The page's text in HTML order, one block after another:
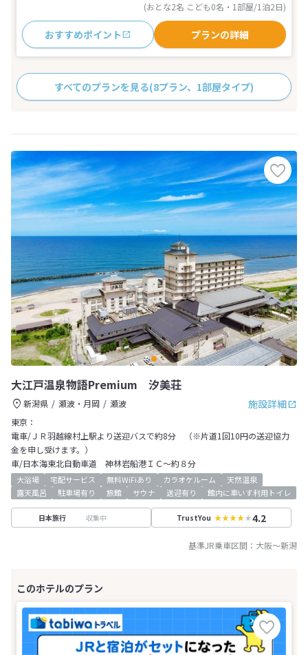
(おとな2名 こども0名・1部屋/1泊2日)
おすすめポイント プランの詳細
すべてのプランを見る(8プラン、1部屋タイプ)
大江戸温泉物語Premium 汐美荘
施設詳細
新潟県 瀬波・月岡
瀬波
東京：
電車/ＪＲ羽越線村上駅より送迎バスで約8分 （※片道1回10円の送迎協力
金を申し受けます。）
車/日本海東北自動車道 神林岩船港ＩＣ～約８分
大浴場 宅配サービス 無料WiFiあり カラオケルーム
天然温泉
露天風呂
駐車場有り 旅館 サウナ 送迎有り 館内に車いす利用トイレ
日本旅行 収集中 TrustYou 4.2
基準JR乗車区間： 大阪～新潟